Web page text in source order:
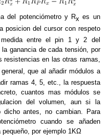
del potenciómetro y Rx es un
posicion del cursor con respeto
entre el pin 1 y 2 del
ganancia de cada tensión, por
resistencias en las otras ramas,
general, que al añadir módulos a
ramas 4, 5, etc., la respuesta
cuantos mas módulos se
del volumen, aun si la
antes, no cambian. Para
cuando se añaden
por ejemplo 1KΩ